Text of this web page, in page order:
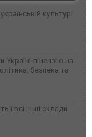
культурі
ліцензію на
безпека та
і всі інші склади